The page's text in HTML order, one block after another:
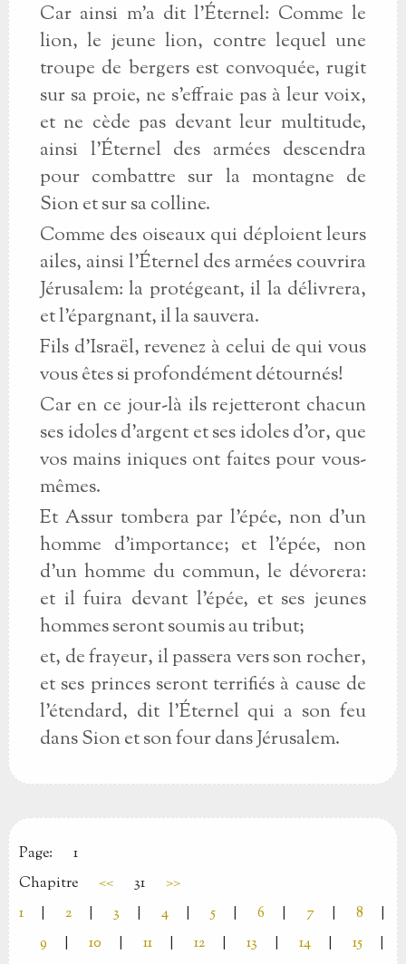
Car ainsi m’a dit l’Éternel: Comme le
lion, le jeune lion, contre lequel une
troupe de bergers est convoquée, rugit
sur sa proie, ne s’effraie pas à leur voix,
et ne cède pas devant leur multitude,
ainsi l’Éternel des armées descendra
pour combattre sur la montagne de
Sion et sur sa colline.
Comme des oiseaux qui déploient leurs
ailes, ainsi l’Éternel des armées couvrira
Jérusalem: la protégeant, il la délivrera,
et l’épargnant, il la sauvera.
Fils d’Israël, revenez à celui de qui vous
vous êtes si profondément détournés!
Car en ce jour-là ils rejetteront chacun
ses idoles d’argent et ses idoles d’or, que
vos mains iniques ont faites pour vous-
mêmes.
Et Assur tombera par l’épée, non d’un
homme d’importance; et l’épée, non
d’un homme du commun, le dévorera:
et il fuira devant l’épée, et ses jeunes
hommes seront soumis au tribut;
et, de frayeur, il passera vers son rocher,
et ses princes seront terrifiés à cause de
l’étendard, dit l’Éternel qui a son feu
dans Sion et son four dans Jérusalem.
Page:
1
Chapitre
<< 31
>>
1
2 3 4 5 6 7 8
9
10 11 12 13 14 15